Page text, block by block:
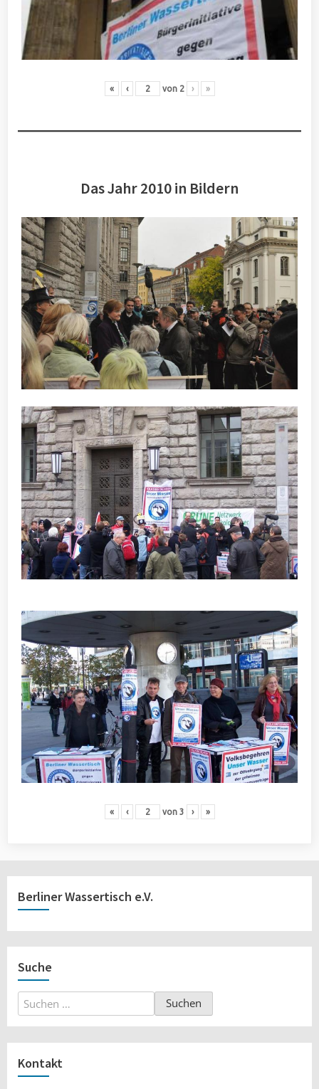
« ‹ von 2 › »
Das Jahr 2010 in Bildern
« ‹ von 3 › »
Berliner Wassertisch e.V.
Suche
Suchen
nach:
Kontakt